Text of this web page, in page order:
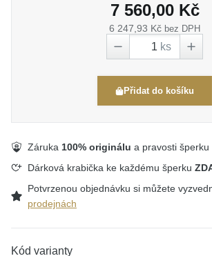
7 560,00 Kč
6 247,93 Kč bez DPH
ks
Přidat do košíku
Záruka 100% originálu a pravosti šperku
Dárková krabička ke každému šperku
Potvrzenou objednávku si můžete
prodejnách
Kód varianty